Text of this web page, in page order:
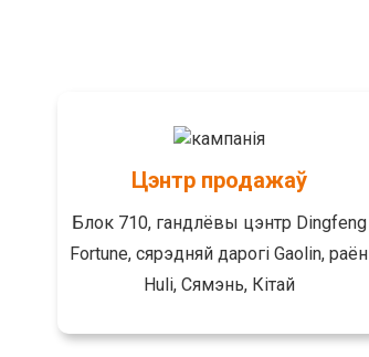
Цэнтр продажаў
Блок 710, гандлёвы цэнтр Dingfeng
Fortune, сярэдняй дарогі Gaolin, раён
Huli, Сямэнь, Кітай